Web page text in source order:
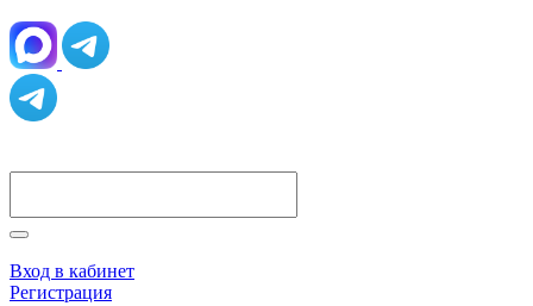
Вход в кабинет
Регистрация